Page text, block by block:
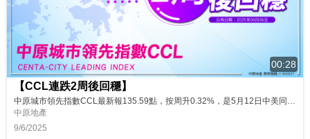
00:28
【CCL連跌2周後回穩】
中原地產
9/6/2025